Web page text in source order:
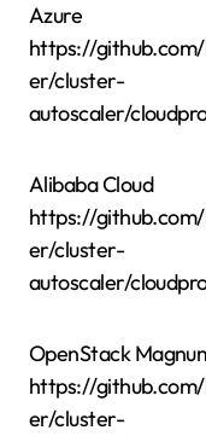
Azure
https://
er/cluster-
autoscaler/
Alibaba Cloud
https://
er/cluster-
autoscaler/
OpenStack
https://
er/cluster-